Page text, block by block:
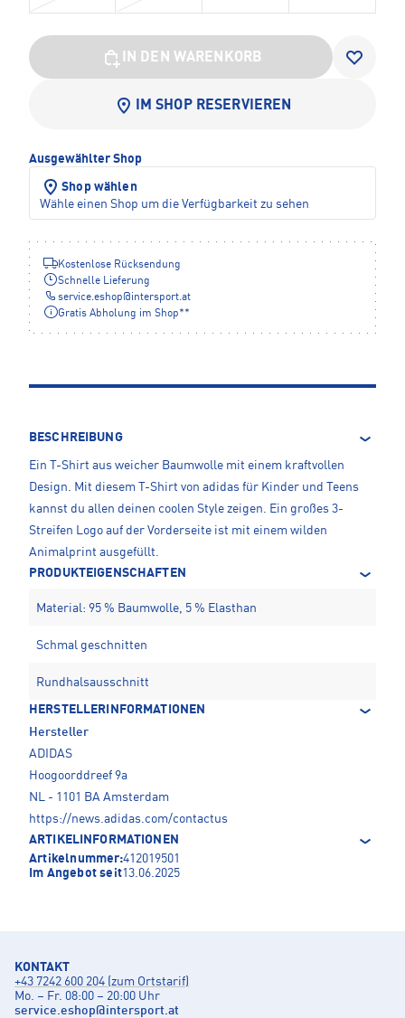
IN DEN WARENKORB
IM SHOP RESERVIEREN
Ausgewählter Shop
Shop wählen
Wähle einen Shop um die Verfügbarkeit zu sehen
Kostenlose Rücksendung
Schnelle Lieferung
service.eshop@intersport.at
Gratis Abholung im Shop**
BESCHREIBUNG
Ein T-Shirt aus weicher Baumwolle mit einem kraftvollen
Design. Mit diesem T-Shirt von adidas für Kinder und Teens
kannst du allen deinen coolen Style zeigen. Ein großes 3-
Streifen Logo auf der Vorderseite ist mit einem wilden
Animalprint ausgefüllt.
PRODUKTEIGENSCHAFTEN
Material: 95 % Baumwolle, 5 % Elasthan
Schmal geschnitten
Rundhalsausschnitt
HERSTELLERINFORMATIONEN
Hersteller
ADIDAS
Hoogoorddreef 9a
NL - 1101 BA Amsterdam
https://news.adidas.com/contactus
ARTIKELINFORMATIONEN
Artikelnummer:412019501
Im Angebot seit13.06.2025
KONTAKT
+43 7242 600 204 (zum Ortstarif)
Mo. – Fr. 08:00 – 20:00 Uhr
service.eshop@intersport.at